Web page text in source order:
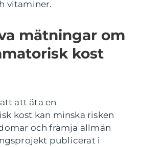
vitaminer.
mätningar om
kost
att äta en
kost kan minska risken
och främja allmän
publicerat i